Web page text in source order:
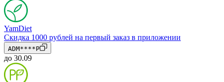
YamDiet
Скидка 1000 рублей на первый заказ в приложении
ADM****P
до 30.09